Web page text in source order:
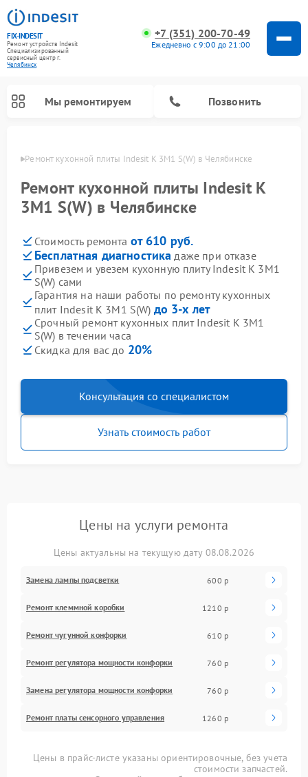
FIX-INDESIT
Ремонт устройств Indesit
Специализированный
cервисный центр г.
Челябинск
+7 (351) 200-70-49
Ежедневно с 9:00 до 21:00
Мы ремонтируем Позвонить
Ремонт кухонной плиты Indesit K 3M1 S(W) в Челябинске
Ремонт кухонной плиты Indesit K
3M1 S(W) в Челябинске
Стоимость ремонта от 610 руб.
Бесплатная диагностика даже при отказе
Привезем и увезем кухонную плиту Indesit K 3M1
S(W) сами
Гарантия на наши работы по ремонту кухонных
плит Indesit K 3M1 S(W) до 3-х лет
Срочный ремонт кухонных плит Indesit K 3M1
S(W) в течении часа
Скидка для вас до 20%
Консультация со специалистом
Узнать стоимость работ
Цены на услуги ремонта
Цены актуальны на текущую дату 08.08.2026
Замена лампы подсветки 600 р
Ремонт клеммной коробки 1210 р
Ремонт чугунной конфорки 610 р
Ремонт регулятора мощности конфорки 760 р
Замена регулятора мощности конфорки 760 р
Ремонт платы сенсорного управления 1260 р
Цены в прайс-листе указаны ориентировочные, без учета
стоимости запчастей.